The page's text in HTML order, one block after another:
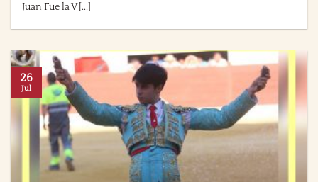
Juan Fue la V [...]
26
Jul